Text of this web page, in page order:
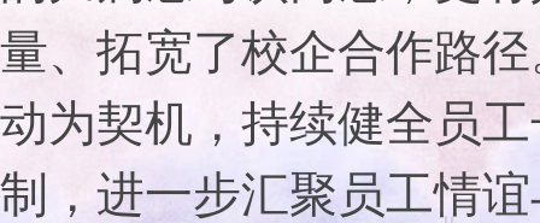
量、拓宽了校企合作路
动为契机，持续健全员
制，进一步汇聚员工情